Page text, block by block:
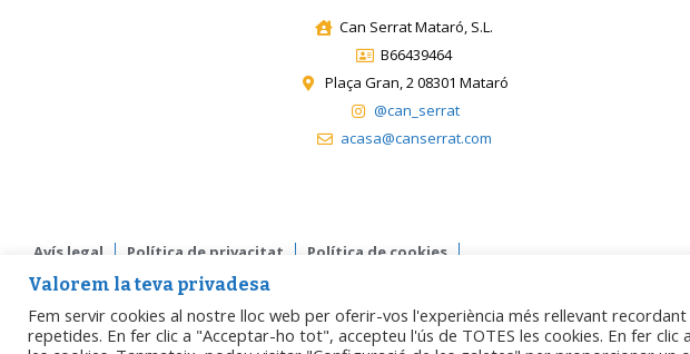
Can Serrat Mataró, S.L.
B66439464
Plaça Gran, 2 08301 Mataró
@can_serrat
acasa@canserrat.com
Avís legal Política de privacitat Política de cookies
Accessibilitat
Dissenyat perMatarogroc / ProjecteDigital.
Valorem la teva privadesa
Fem servir cookies al nostre lloc web per oferir-vos l'experiència més rellevant
repetides. En fer clic a "Acceptar-ho tot", accepteu l'ús de TOTES les cookies. En fer